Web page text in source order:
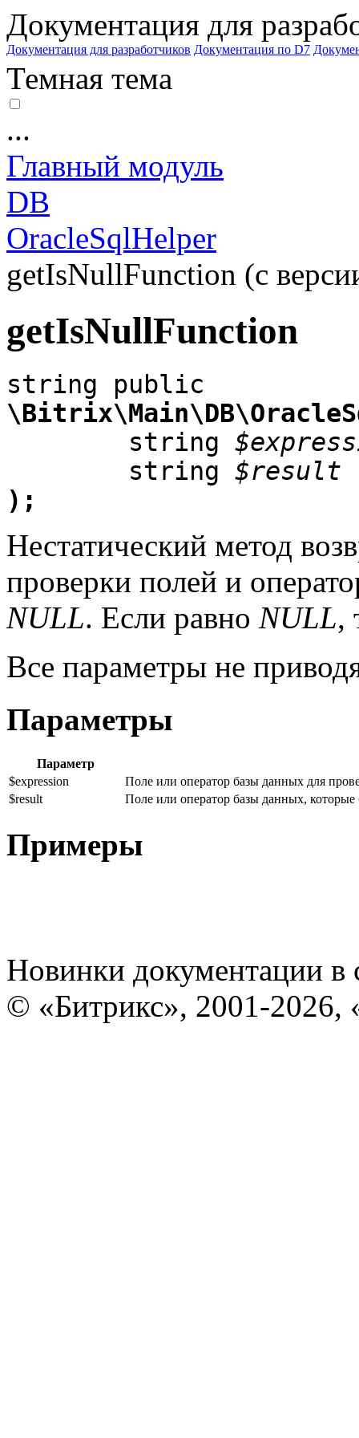
Документация для
Документация для разработчиков Документация по D7
Темная тема
...
Главный модуль
DB
OracleSqlHelper
getIsNullFunction (с
getIsNullFunction
string
	string
$result
);
Нестатический метод
проверки полей и
NULL. Если равно NULL,
Все параметры не
Параметры
Параметр
$expression
Поле или оператор базы данных для
$result
Поле или оператор базы данных, которые
Примеры
Новинки документации в
© «Битрикс», 2001-2026,